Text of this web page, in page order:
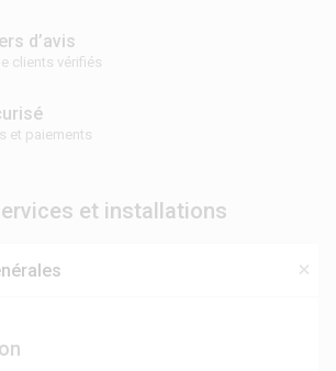
d’avis
clients vérifiés
et paiements
et installations